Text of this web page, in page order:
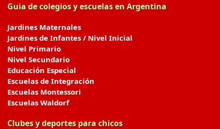
Guia de colegios y escuelas en Argentina
Jardines Maternales
Jardines de Infantes / Nivel Inicial
Nivel Primario
Nivel Secundario
Educación Especial
Escuelas de Integración
Escuelas Montessori
Escuelas Waldorf
Clubes y deportes para chicos